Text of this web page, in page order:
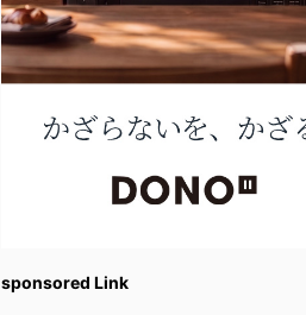
sponsored Link